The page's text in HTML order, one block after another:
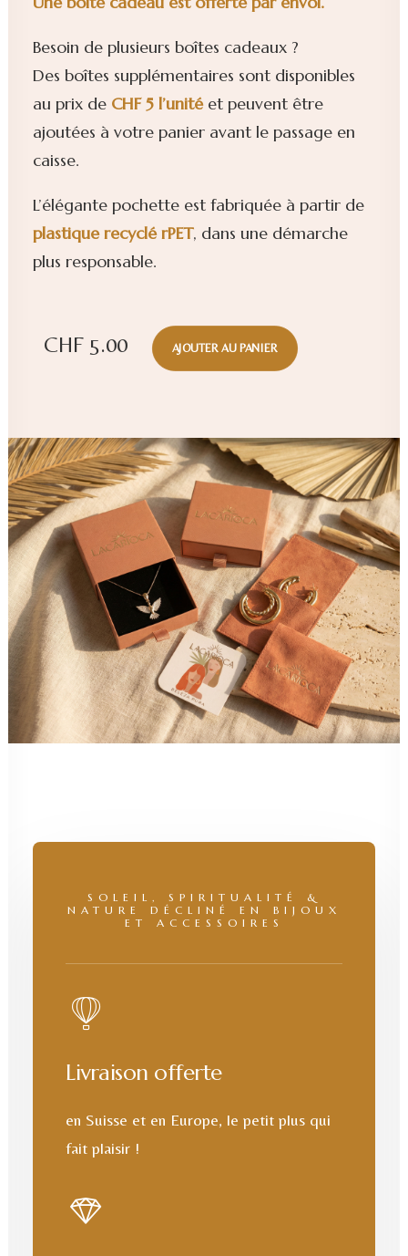
Besoin de plusieurs boîtes cadeaux ?
Des boîtes supplémentaires sont disponibles
au prix de CHF 5 l’unitéet peuvent être
ajoutées à votre panier avant le passage en
caisse.
L’élégante pochette est fabriquée à partir de
plastique recyclé rPET, dans une démarche
plus responsable.
CHF 5.00 AJOUTER AU PANIER
SOLEIL, SPIRITUALITÉ &
NATURE DÉCLINÉ EN BIJOUX
ET ACCESSOIRES
Livraison offerte
en Suisse et en Europe, le petit plus qui
fait plaisir !